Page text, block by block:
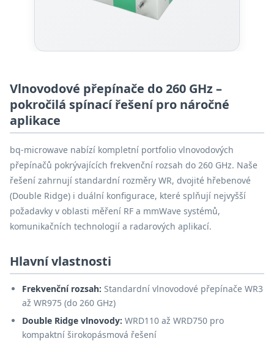
Vlnovodové přepínače do 260 GHz –
pokročilá spínací řešení pro náročné
aplikace
bq-microwave nabízí kompletní portfolio vlnovodových
přepínačů pokrývajících frekvenční rozsah do 260 GHz. Naše
řešení zahrnují standardní rozměry WR, dvojité hřebenové
(Double Ridge) i duální konfigurace, které splňují nejvyšší
požadavky v oblasti měření RF a mmWave systémů,
komunikačních technologií a radarových aplikací.
Hlavní vlastnosti
Frekvenční rozsah: Standardní vlnovodové přepínače WR3
až WR975 (do 260 GHz)
Double Ridge vlnovody: WRD110 až WRD750 pro
kompaktní širokopásmová řešení